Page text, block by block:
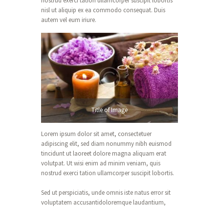
nisl ut aliquip ex ea commodo consequat. Duis
autem vel eum iriure.
Title of Image
Lorem ipsum dolor sit amet, consectetuer
adipiscing elit, sed diam nonummy nibh euismod
tincidunt ut laoreet dolore magna aliquam erat
volutpat. Ut wisi enim ad minim veniam, quis
nostrud exerci tation ullamcorper suscipit lobortis.
Sed ut perspiciatis, unde omnis iste natus error sit
voluptatem accusantidoloremque laudantium,